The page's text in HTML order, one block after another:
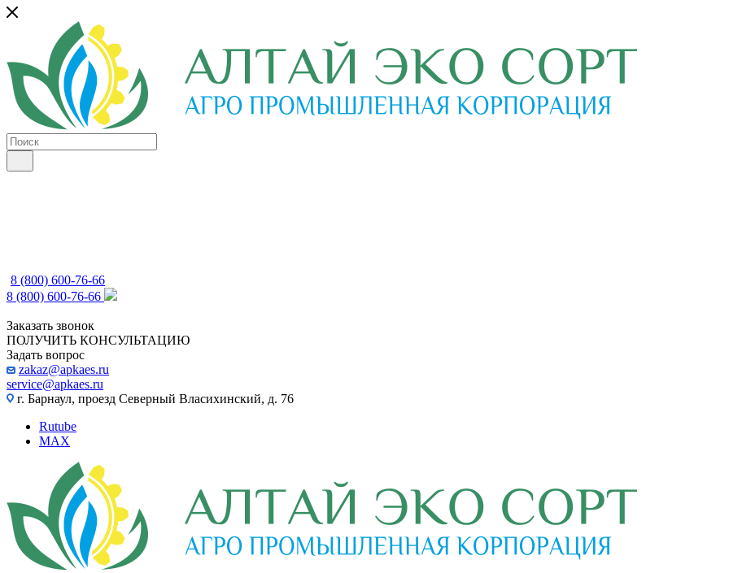
8 (800) 600-76-66
8 (800) 600-76-66
Заказать звонок
ПОЛУЧИТЬ КОНСУЛЬТАЦИЮ
Задать вопрос
zakaz@apkaes.ru
service@apkaes.ru
г. Барнаул, проезд Северный Власихинский, д. 76
Rutube
MAX